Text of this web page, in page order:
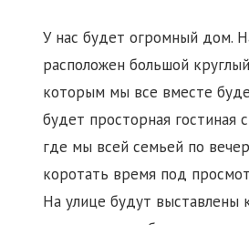
У нас будет огромный дом.
расположен большой
которым мы все вместе
будет просторная гостиная
где мы всей семьей по
коротать время под
На улице будут выставлены